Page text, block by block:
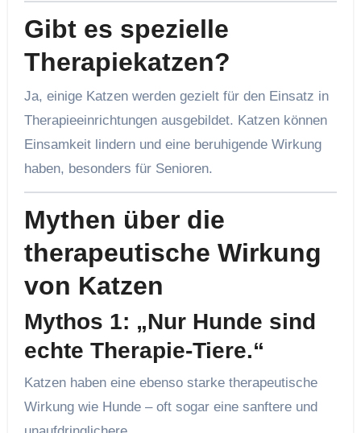
Gibt es spezielle
Therapiekatzen?
Ja, einige Katzen werden gezielt für den Einsatz in
Therapieeinrichtungen ausgebildet. Katzen können
Einsamkeit lindern und eine beruhigende Wirkung
haben, besonders für Senioren.
Mythen über die
therapeutische Wirkung
von Katzen
Mythos 1: „Nur Hunde sind
echte Therapie-Tiere.“
Katzen haben eine ebenso starke therapeutische
Wirkung wie Hunde – oft sogar eine sanftere und